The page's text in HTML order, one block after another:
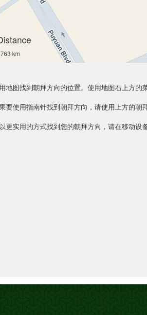
km
地图找到朝拜方向的位置。使用地图右上方的
要使用指南针找到朝拜方向，请使用上方的朝
更实用的方式找到您的朝拜方向，请在移动设